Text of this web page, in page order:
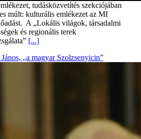
tudásközvetítés szekciójában
múlt: kulturális emlékezet az MI
A „Lokális világok, társadalmi
és regionális terek
[...]
„a magyar Szolzsenyicin”